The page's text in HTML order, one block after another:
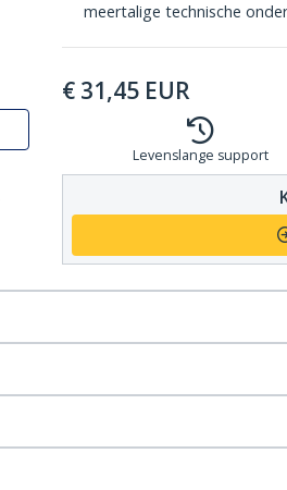
meertalige technische
€ 31,45 EUR
Levenslange support